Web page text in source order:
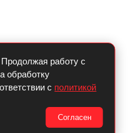
работу с
обработку
с политикой
Согласен